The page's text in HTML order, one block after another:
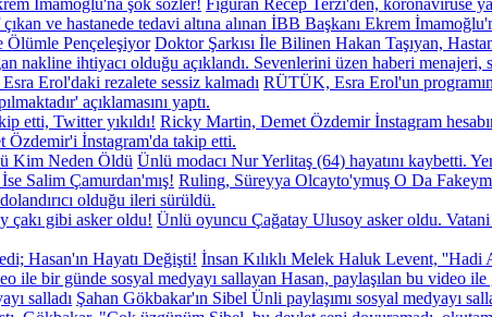
ve hastanede tedavi altına alınan İBB Başkanı Ekrem
Doktor Şarkısı İle Bilinen Hakan Taşıyan,
nakline ihtiyacı olduğu açıklandı. Sevenlerini üzen haberi menajeri,
Erol'daki rezalete sessiz kalmadı RÜTÜK, Esra Erol'un
açıklamasını yaptı.
Ricky Martin, Demet Özdemir İnstagram
Özdemir'i İnstagram'da takip etti.
Kim Neden Öldü Ünlü modacı Nur Yerlitaş (64) hayatını kaybetti.
Ruling, Süreyya Olcayto'ymuş O Da
olduğu ileri sürüldü.
çakı gibi asker oldu! Ünlü oyuncu Çağatay Ulusoy asker oldu.
İnsan Kılıklı Melek Haluk Levent, ''Hadi
ile bir günde sosyal medyayı sallayan Hasan, paylaşılan bu video
Şahan Gökbakar'ın Sibel Ünli paylaşımı sosyal medyayı